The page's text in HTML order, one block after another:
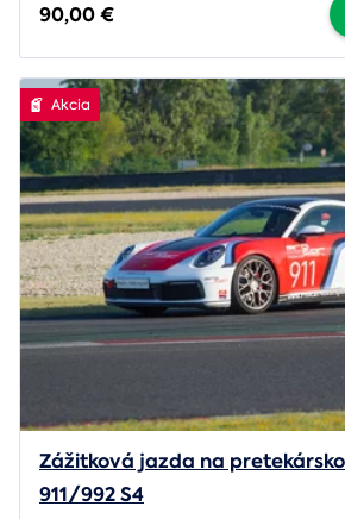
90,00 €
Akcia
Zážitková jazda na
911/992 S4